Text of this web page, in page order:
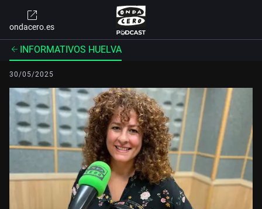
ondacero.es
INFORMATIVOS HUELVA
30/05/2025